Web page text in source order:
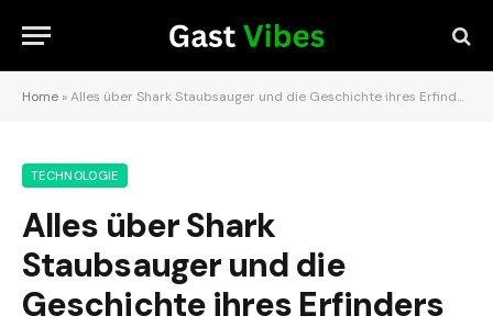
Home »Alles über Shark Staubsauger und die Geschichte ihres Erfinders
TECHNOLOGIE
Alles über Shark
Staubsauger und die
Geschichte ihres Erfinders